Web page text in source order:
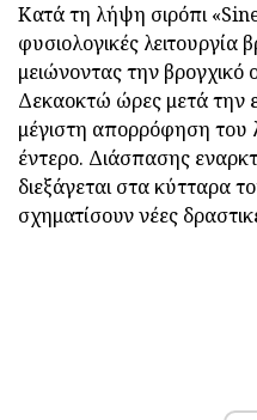
Κατά τη λήψη σιρόπι
φυσιολογικές λειτουργία
μειώνοντας την βρογχικό
Δεκαοκτώ ώρες μετά
μέγιστη απορρόφηση του
έντερο. Διάσπασης
διεξάγεται στα κύτταρα
σχηματίσουν νέες